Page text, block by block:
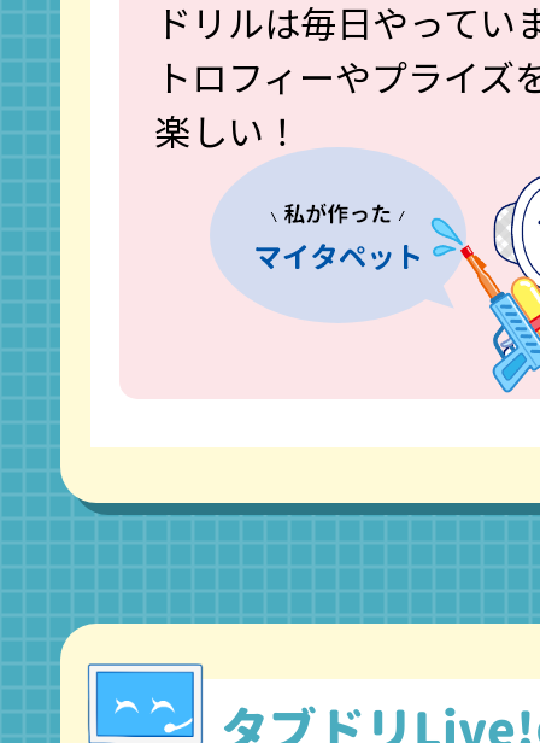
ドリルは毎日やってい
トロフィーやプライズ
楽しい！